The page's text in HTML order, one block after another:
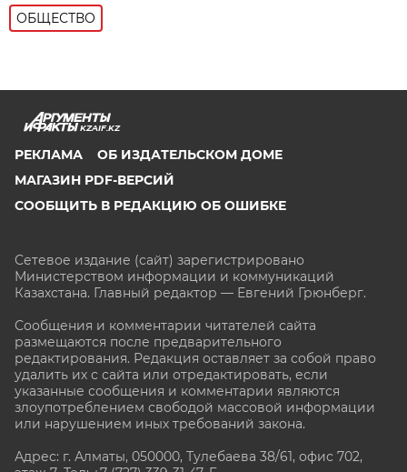
ОБЩЕСТВО
KZAIF.KZ
РЕКЛАМА
ОБ ИЗДАТЕЛЬСКОМ ДОМЕ
МАГАЗИН PDF-ВЕРСИЙ
СООБЩИТЬ В РЕДАКЦИЮ ОБ ОШИБКЕ
Сетевое издание (сайт) зарегистрировано
Министерством информации и коммуникаций
Казахстана. Главный редактор — Евгений Грюнберг.
Сообщения и комментарии читателей сайта
размещаются после предварительного
редактирования. Редакция оставляет за собой право
удалить их с сайта или отредактировать, если
указанные сообщения и комментарии являются
злоупотреблением свободой массовой информации
или нарушением иных требований закона.
Адрес: г. Алматы, 050000, Тулебаева 38/61, офис 702,